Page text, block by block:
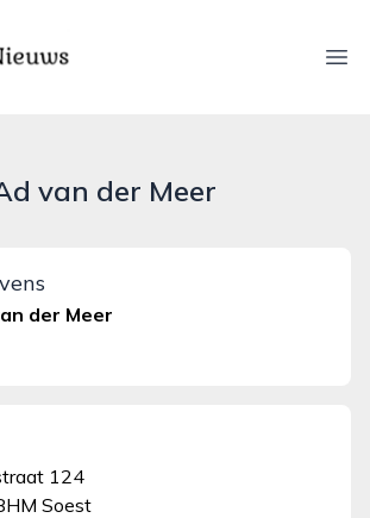
van der Meer
der Meer
124
Soest